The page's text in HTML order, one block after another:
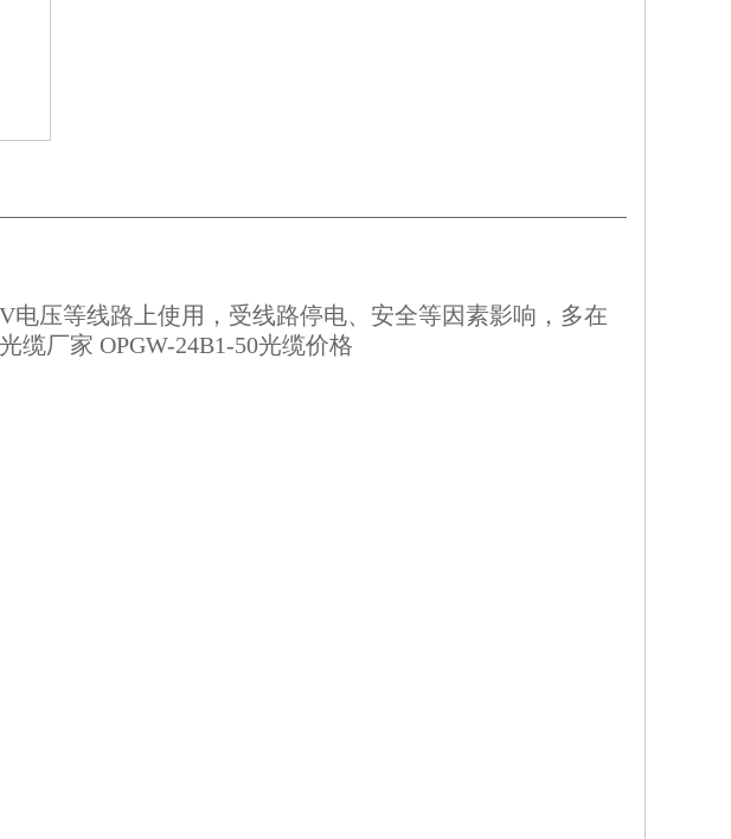
电压等线路上使用，受线路停电、安全等因素影响，多在
缆厂家 OPGW-24B1-50光缆价格